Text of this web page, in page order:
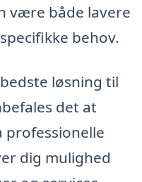
være både lavere
behov.
løsning til
det at
dig mulighed